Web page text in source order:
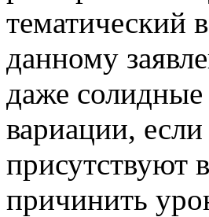
тематический
данному
даже солидные
вариации,
присутствуют
причинить